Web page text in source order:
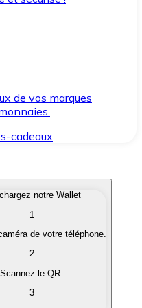
de vos marques
cadeaux
qui vous intéressent
en monnaie
notre Wallet
1
de votre téléphone.
2
Scannez le QR.
3